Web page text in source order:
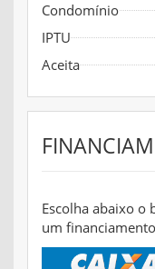
Condomínio
IPTU
Aceita
Escolha abaixo o
um